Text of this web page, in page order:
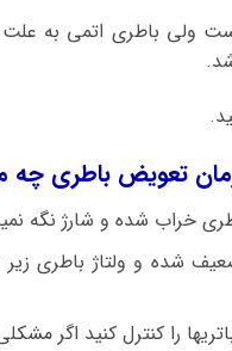
ولی باطری اتمی به
را کنترل کنید اگر